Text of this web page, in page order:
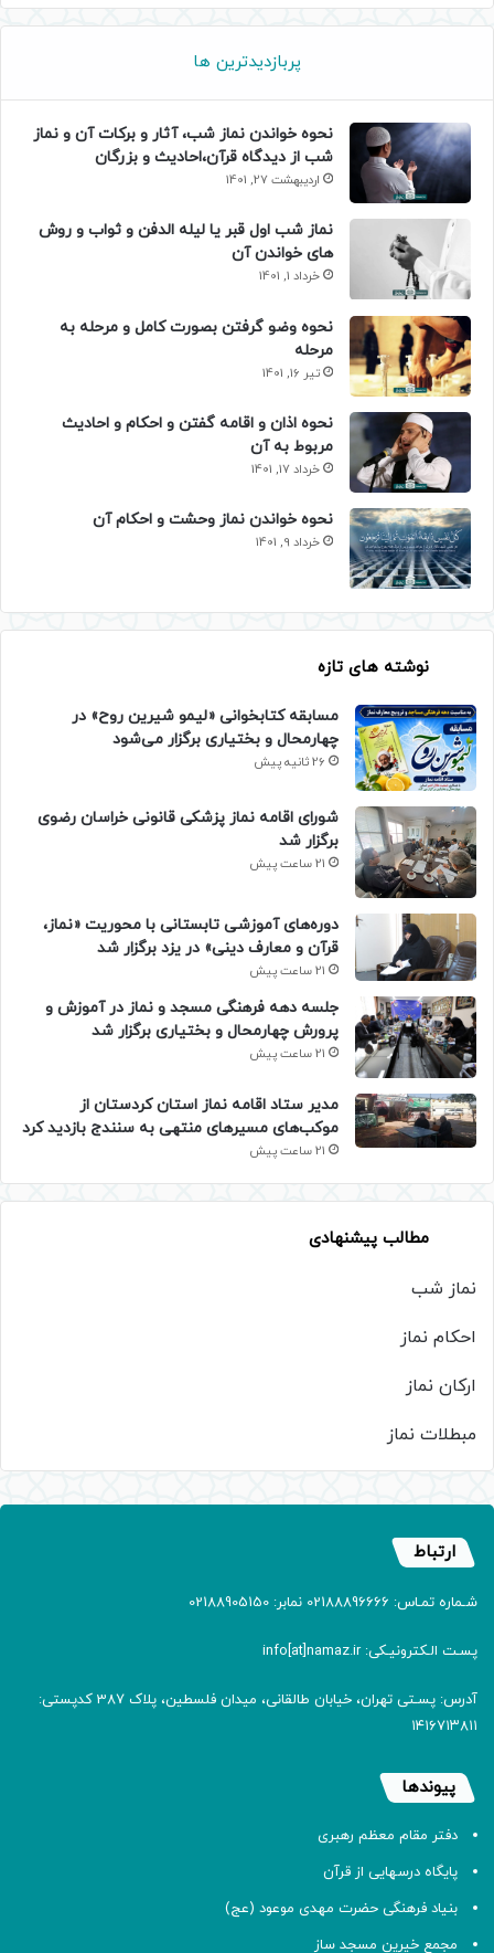
پربازدیدترین ها
نحوه خواندن نماز شب، آثار و برکات آن و نماز
شب از دیدگاه قرآن،احادیث و بزرگان
اردیبهشت 27, 1401
نماز شب اول قبر یا لیله الدفن و ثواب و روش
های خواندن آن
خرداد 1, 1401
نحوه وضو گرفتن بصورت کامل و مرحله به
مرحله
تیر 16, 1401
نحوه اذان و اقامه گفتن و احکام و احادیث
مربوط به آن
خرداد 17, 1401
نحوه خواندن نماز وحشت و احکام آن
خرداد 9, 1401
نوشته های تازه
مسابقه کتابخوانی «لیمو شیرین روح» در
چهارمحال و بختیاری برگزار می‌شود
26 ثانیه پیش
شورای اقامه نماز پزشکی قانونی خراسان رضوی
برگزار شد
21 ساعت پیش
دوره‌های آموزشی تابستانی با محوریت «نماز،
قرآن و معارف دینی» در یزد برگزار شد
21 ساعت پیش
جلسه دهه فرهنگی مسجد و نماز در آموزش و
پرورش چهارمحال و بختیاری برگزار شد
21 ساعت پیش
مدیر ستاد اقامه نماز استان کردستان از
موکب‌های مسیرهای منتهی به سنندج بازدید کرد
21 ساعت پیش
مطالب پیشنهادی
نماز شب
احکام نماز
ارکان نماز
مبطلات نماز
ارتباط
شـماره تمـاس: 02188896666 نمابر: 02188905150
پسـت الـکترونیـکی: info[at]namaz.ir
آدرس: پسـتی تهران، خیابان طالقانی، میدان فلسطین، پلاک 387 کدپستی:
۱۴۱۶۷۱۳۸۱۱
پیوندها
دفتر مقام معظم رهبری
پایگاه درسهایی از قرآن
بنیاد فرهنگی حضرت مهدی موعود (عج)
مجمع خیرین مسجد ساز